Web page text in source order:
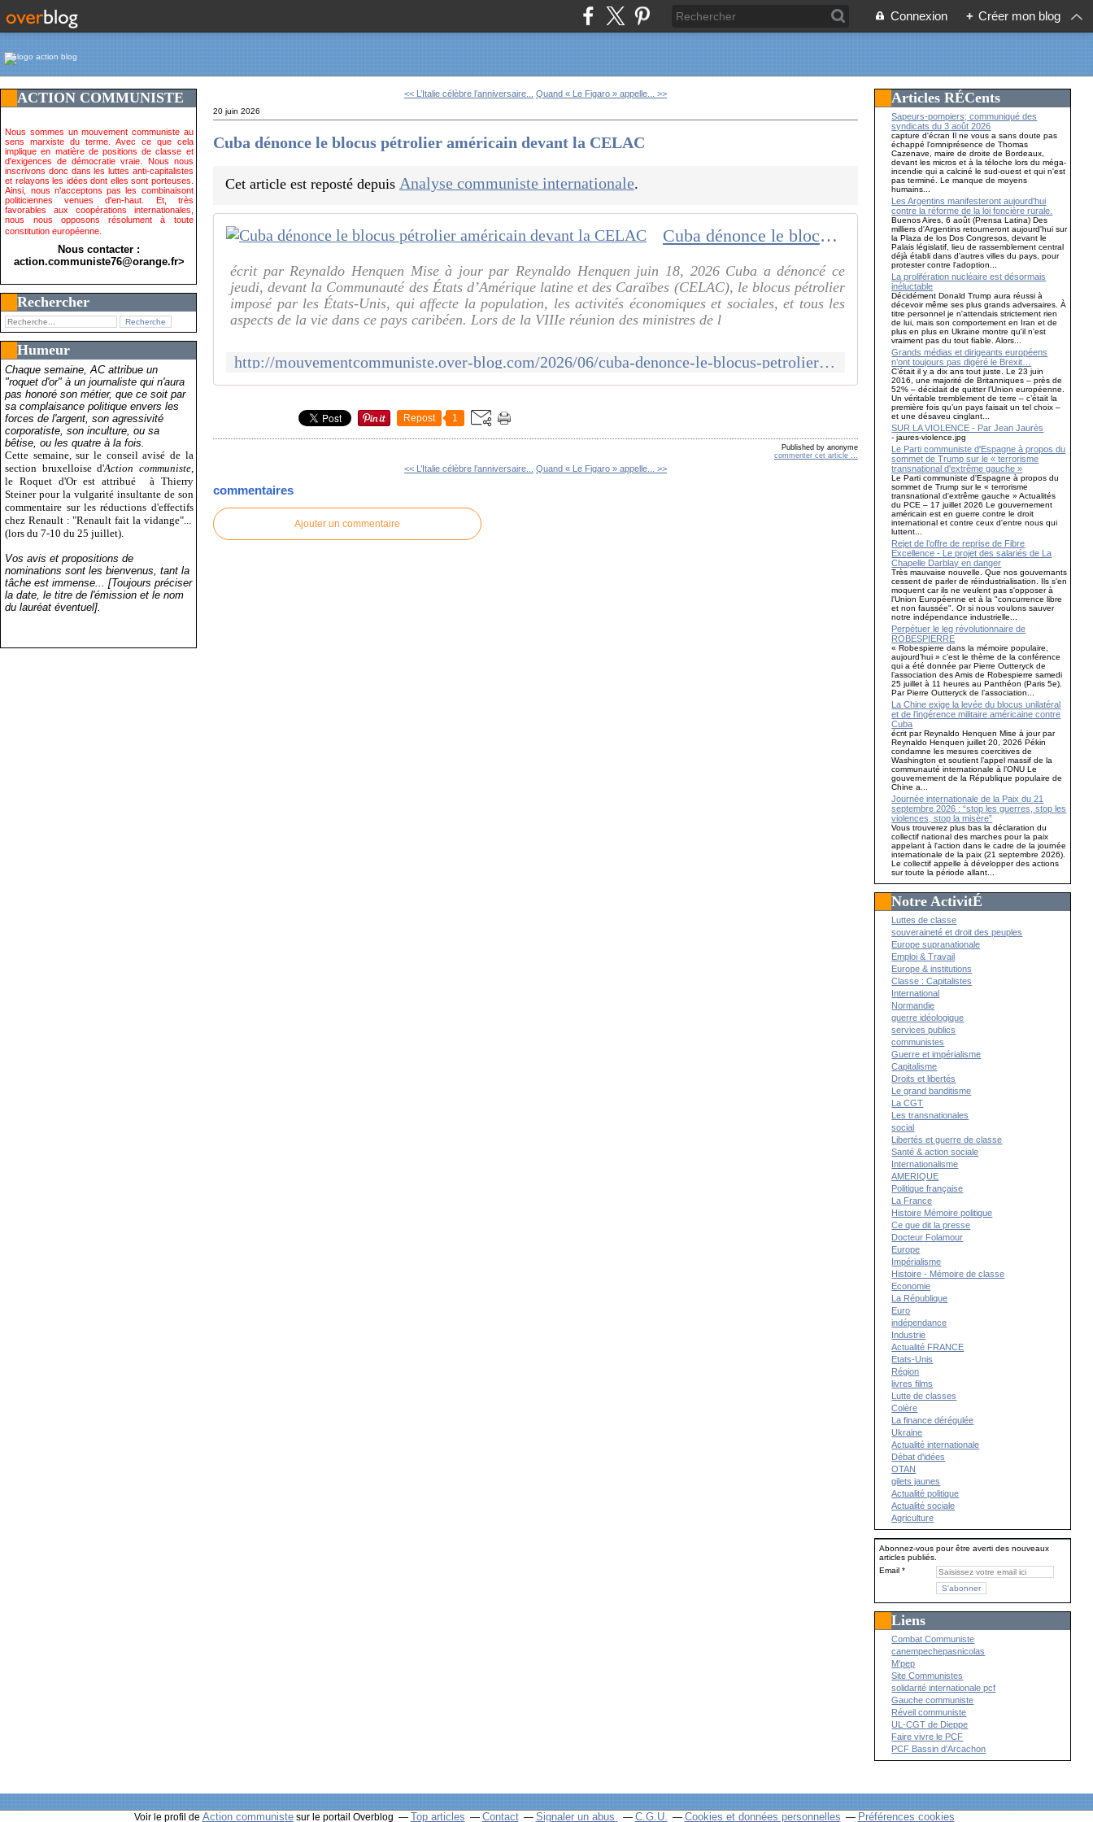
Connexion + Créer mon blog
ACTION COMMUNISTE
Nous sommes un mouvement communiste au
sens marxiste du terme. Avec ce que cela
implique en matière de positions de classe et
d'exigences de démocratie vraie. Nous nous
inscrivons donc dans les luttes anti-capitalistes
et relayons les idées dont elles sont porteuses.
Ainsi, nous n'acceptons pas les combinaisont
politiciennes venues d'en-haut. Et, très
favorables aux coopérations internationales,
nous nous opposons résolument à toute
constitution européenne.
Nous contacter :
action.communiste76@orange.fr>
Rechercher
Humeur
Chaque semaine, AC attribue un
"roquet d'or" à un journaliste qui n'aura
pas honoré son métier, que ce soit par
sa complaisance politique envers les
forces de l'argent, son agressivité
corporatiste, son inculture, ou sa
bêtise, ou les quatre à la fois.
Cette semaine, sur le conseil avisé de la
section bruxelloise d'Action communiste,
le Roquet d'Or est attribué
à Thierry
Steiner pour la vulgarité insultante de son
commentaire sur les réductions d'effectifs
chez Renault : "Renault fait la vidange"...
(lors du 7-10 du 25 juillet).
Vos avis et propositions de
nominations sont les bienvenus, tant la
tâche est immense... [Toujours préciser
la date, le titre de l'émission et le nom
du lauréat éventuel].
<< L’Italie célèbre l’anniversaire... Quand « Le Figaro » appelle... >>
20 juin 2026
Cuba dénonce le blocus pétrolier américain devant la CELAC
Cet article est reposté depuisAnalyse communiste internationale.
Cuba dénonce le blocus pétrolier américain devant la CELAC
écrit par Reynaldo Henquen Mise à jour par Reynaldo Henquen juin 18, 2026 Cuba a dénoncé ce
jeudi, devant la Communauté des États d’Amérique latine et des Caraïbes (CELAC), le blocus pétrolier
imposé par les États-Unis, qui affecte la population, les activités économiques et sociales, et tous les
aspects de la vie dans ce pays caribéen. Lors de la VIIIe réunion des ministres de l
http://mouvementcommuniste.over-blog.com/2026/06/cuba-denonce-le-blocus-petrolier-americain-devant-la-celac.html
Repost 1
Published by anonyme
commenter cet article …
<< L’Italie célèbre l’anniversaire... Quand « Le Figaro » appelle... >>
commentaires
Ajouter un commentaire
Articles RÉCents
Sapeurs-pompiers; communiqué des
syndicats du 3 août 2026
capture d'écran Il ne vous a sans doute pas
échappé l'omniprésence de Thomas
Cazenave, maire de droite de Bordeaux,
devant les micros et à la téloche lors du méga-
incendie qui a calciné le sud-ouest et qui n'est
pas terminé. Le manque de moyens
humains...
Les Argentins manifesteront aujourd'hui
contre la réforme de la loi foncière rurale.
Buenos Aires, 6 août (Prensa Latina) Des
milliers d'Argentins retourneront aujourd'hui sur
la Plaza de los Dos Congresos, devant le
Palais législatif, lieu de rassemblement central
déjà établi dans d'autres villes du pays, pour
protester contre l'adoption...
La prolifération nucléaire est désormais
inéluctable
Décidément Donald Trump aura réussi à
décevoir même ses plus grands adversaires. À
titre personnel je n'attendais strictement rien
de lui, mais son comportement en Iran et de
plus en plus en Ukraine montre qu'il n'est
vraiment pas du tout fiable. Alors...
Grands médias et dirigeants européens
n’ont toujours pas digéré le Brexit…
C’était il y a dix ans tout juste. Le 23 juin
2016, une majorité de Britanniques – près de
52% – décidait de quitter l’Union européenne.
Un véritable tremblement de terre – c’était la
première fois qu’un pays faisait un tel choix –
et une désaveu cinglant...
SUR LA VIOLENCE - Par Jean Jaurès
- jaures-violence.jpg
Le Parti communiste d'Espagne à propos du
sommet de Trump sur le « terrorisme
transnational d'extrême gauche »
Le Parti communiste d'Espagne à propos du
sommet de Trump sur le « terrorisme
transnational d'extrême gauche » Actualités
du PCE – 17 juillet 2026 Le gouvernement
américain est en guerre contre le droit
international et contre ceux d'entre nous qui
luttent...
Rejet de l’offre de reprise de Fibre
Excellence - Le projet des salariés de La
Chapelle Darblay en danger
Très mauvaise nouvelle. Que nos gouvernants
cessent de parler de réindustrialisation. Ils s'en
moquent car ils ne veulent pas s'opposer à
l'Union Européenne et à la "concurrence libre
et non faussée". Or si nous voulons sauver
notre indépendance industrielle...
Perpétuer le leg révolutionnaire de
ROBESPIERRE
« Robespierre dans la mémoire populaire,
aujourd’hui » c’est le thème de la conférence
qui a été donnée par Pierre Outteryck de
l’association des Amis de Robespierre samedi
25 juillet à 11 heures au Panthéon (Paris 5e).
Par Pierre Outteryck de l’association...
La Chine exige la levée du blocus unilatéral
et de l’ingérence militaire américaine contre
Cuba
écrit par Reynaldo Henquen Mise à jour par
Reynaldo Henquen juillet 20, 2026 Pékin
condamne les mesures coercitives de
Washington et soutient l’appel massif de la
communauté internationale à l’ONU Le
gouvernement de la République populaire de
Chine a...
Journée internationale de la Paix du 21
septembre 2026 : “stop les guerres, stop les
violences, stop la misère”
Vous trouverez plus bas la déclaration du
collectif national des marches pour la paix
appelant à l'action dans le cadre de la journée
internationale de la paix (21 septembre 2026).
Le collectif appelle à développer des actions
sur toute la période allant...
Notre ActivitÉ
Luttes de classe
souveraineté et droit des peuples
Europe supranationale
Emploi & Travail
Europe & institutions
Classe : Capitalistes
International
Normandie
guerre idéologique
services publics
communistes
Guerre et impérialisme
Capitalisme
Droits et libertés
Le grand banditisme
La CGT
Les transnationales
social
Libertés et guerre de classe
Santé & action sociale
Internationalisme
AMERIQUE
Politique française
La France
Histoire Mémoire politique
Ce que dit la presse
Docteur Folamour
Europe
Impérialisme
Histoire - Mémoire de classe
Economie
La République
Euro
indépendance
Industrie
Actualité FRANCE
Etats-Unis
Région
livres films
Lutte de classes
Colère
La finance dérégulée
Ukraine
Actualité internationale
Débat d'idées
OTAN
gilets jaunes
Actualité politique
Actualité sociale
Agriculture
Abonnez-vous pour être averti des nouveaux
articles publiés.
Email
Liens
Combat Communiste
canempechepasnicolas
M'pep
Site Communistes
solidarité internationale pcf
Gauche communiste
Réveil communiste
UL-CGT de Dieppe
Faire vivre le PCF
PCF Bassin d'Arcachon
Voir le profil de Action communistesur le portail Overblog Top articles Contact Signaler un abus C.G.U. Cookies et données personnelles Préférences cookies